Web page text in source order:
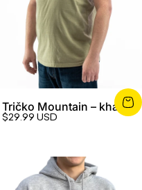
Tričko Mountain – khaki
$29.99 USD